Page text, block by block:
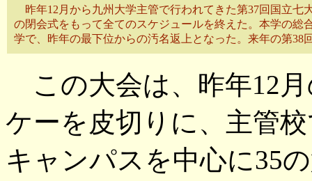
昨年12月から九州大学主管で行われてきた第37回国立七
の閉会式をもって全てのスケジュールを終えた。本学の総
学で、昨年の最下位からの汚名返上となった。来年の第38
この大会は、昨年12
ケーを皮切りに、主管
キャンパスを中心に35